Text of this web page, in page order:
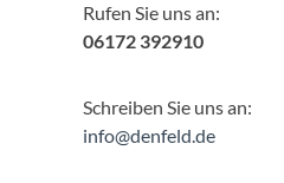
Rufen Sie uns an:
06172 392910
Schreiben Sie uns an:
info@denfeld.de